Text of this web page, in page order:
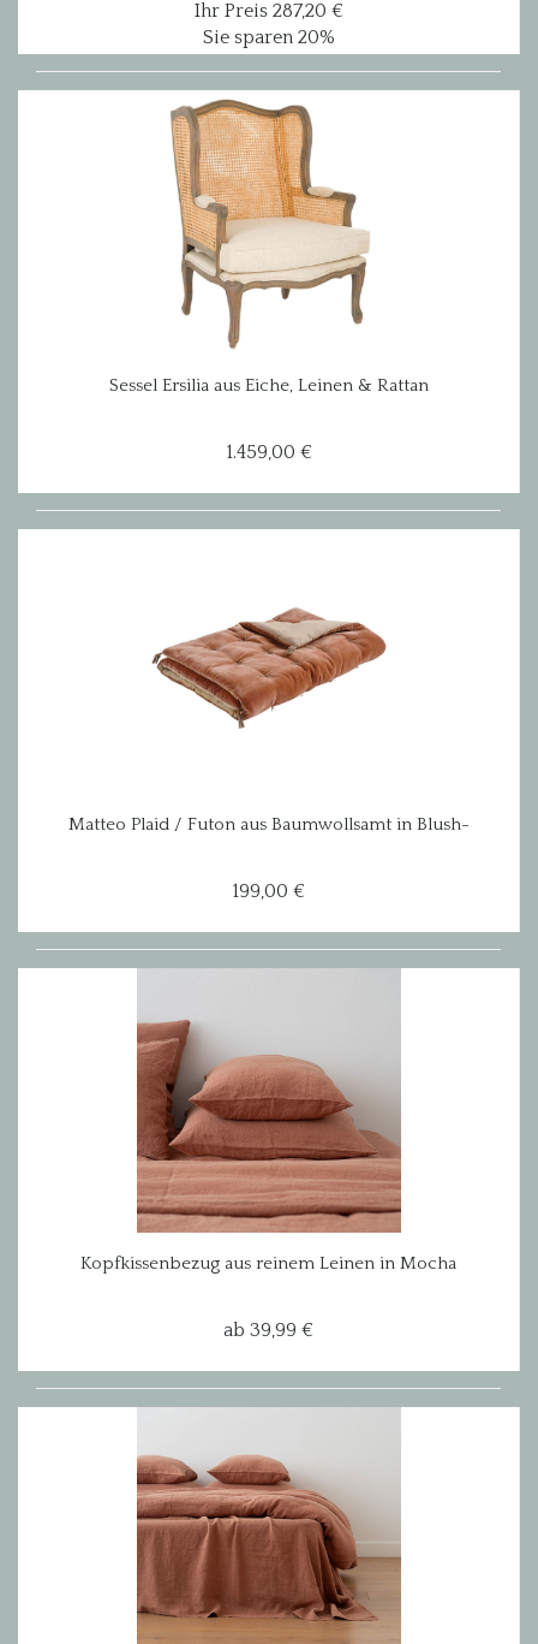
Ihr Preis 287,20 €
Sie sparen 20%
Sessel Ersilia aus Eiche, Leinen & Rattan
1.459,00 €
Matteo Plaid / Futon aus Baumwollsamt in Blush-
199,00 €
Kopfkissenbezug aus reinem Leinen in Mocha
ab 39,99 €